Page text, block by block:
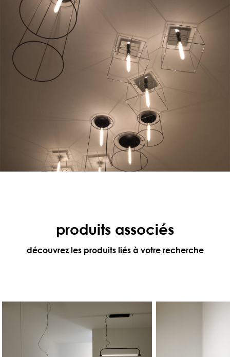
produits associés
découvrez les produits liés à votre recherche